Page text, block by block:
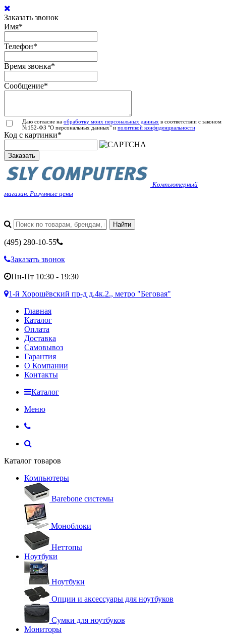
Заказать звонок
Имя*
Телефон*
Время звонка*
Сообщение*
Даю согласие на обработку моих персональных данных в соответствии с законом
№152-ФЗ "О персональных данных" и политикой конфиденциальности
Код с картинки*
Заказать
Компьютерный
магазин. Разумные цены
(495) 280-10-55
Заказать звонок
Пн-Пт 10:30 - 19:30
1-й Хорошёвский пр-д д.4к.2., метро "Беговая"
Главная
Каталог
Оплата
Доставка
Самовывоз
Гарантия
О Компании
Контакты
Каталог
Меню
Каталог товаров
Компьютеры
Barebone системы
Моноблоки
Неттопы
Ноутбуки
Ноутбуки
Опции и аксессуары для ноутбуков
Сумки для ноутбуков
Мониторы